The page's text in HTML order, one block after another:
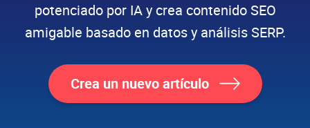
potenciado por IA y crea contenido SEO
amigable basado en datos y análisis SERP.
Crea un nuevo artículo